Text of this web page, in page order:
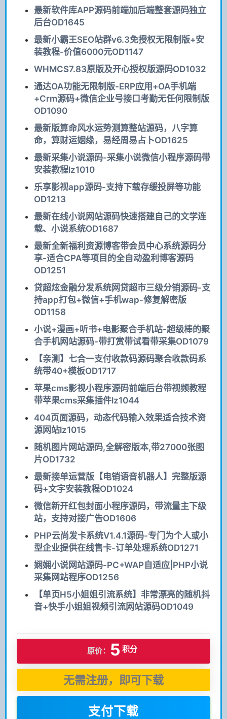
最新软件库APP源码前端加后端整套源码独立
后台OD1645
最新小霸王SEO站群v6.3免授权无限制版+安
装教程-价值6000元OD1147
WHMCS7.83原版及开心授权版源码OD1032
通达OA功能无限制版-ERP应用+OA手机端
+Crm源码+微信企业号接口考勤无任何限制版
OD1090
最新版算命风水运势测算整站源码，八字算
命，算财运姻缘，易经周易占卜OD1625
最新采集小说源码-采集小说微信小程序源码带
安装教程lz1010
乐享影视app源码-支持下载存缓投屏等功能
OD1213
最新在线小说网站源码快速搭建自己的文学连
载、小说系统OD1687
最新全新福利资源博客带会员中心系统源码分
享-适合CPA等项目的全自动盈利博客源码
OD1251
贷超炫金融分发系统网贷超市三级分销源码-支
持app打包+微信+手机wap-修复解密版
OD1158
小说+漫画+听书+电影聚合手机站-超级棒的聚
合手机网站源码-带打赏带试看带采集OD1079
【亲测】七合一支付收款码源码聚合收款码系
统带40+模板OD1717
苹果cms影视小程序源码前端后台带视频教程
带苹果cms采集插件lz1044
404页面源码，动态代码输入效果适合技术资
源网站lz1015
随机图片网站源码,全解密版本,带27000张图
片OD1732
最新接单运营版【电销语音机器人】完整版源
码+文字安装教程OD1024
微信新开红包封面小程序源码，带流量主下级
站，支持对接广告OD1606
PHP云尚发卡系统V1.4.1源码-专门为个人或小
型企业提供在线售卡-订单处理系统OD1271
娴娴小说网站源码-PC+WAP自适应|PHP小说
采集网站程序OD1256
【单页H5小姐姐引流系统】非常漂亮的随机抖
音+快手小姐姐视频引流网站源码OD1049
原价： 5 积分
无需注册，即可下载
支付下载